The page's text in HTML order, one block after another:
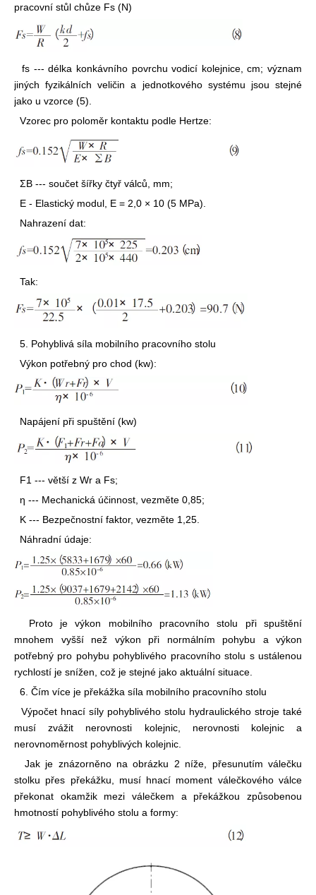
pracovní stůl chůze Fs (N)
fs --- délka konkávního povrchu vodicí kolejnice, cm; význam
jiných fyzikálních veličin a jednotkového systému jsou stejné
jako u vzorce (5).
Vzorec pro poloměr kontaktu podle Hertze:
ΣB --- součet šířky čtyř válců, mm;
E - Elastický modul, E = 2,0 × 10 (5 MPa).
Nahrazení dat:
Tak:
5. Pohyblivá síla mobilního pracovního stolu
Výkon potřebný pro chod (kw):
Napájení při spuštění (kw)
F1 --- větší z Wr a Fs;
η --- Mechanická účinnost, vezměte 0,85;
K --- Bezpečnostní faktor, vezměte 1,25.
Náhradní údaje:
Proto je výkon mobilního pracovního stolu při spuštění
mnohem vyšší než výkon při normálním pohybu a výkon
potřebný pro pohybu pohyblivého pracovního stolu s ustálenou
rychlostí je snížen, což je stejné jako aktuální situace.
6. Čím více je překážka síla mobilního pracovního stolu
Výpočet hnací síly pohyblivého stolu hydraulického stroje také
musí zvážit nerovnosti kolejnic, nerovnosti kolejnic a
nerovnoměrnost pohyblivých kolejnic.
Jak je znázorněno na obrázku 2 níže, přesunutím válečku
stolku přes překážku, musí hnací moment válečkového válce
překonat okamžik mezi válečkem a překážkou způsobenou
hmotností pohyblivého stolu a formy: